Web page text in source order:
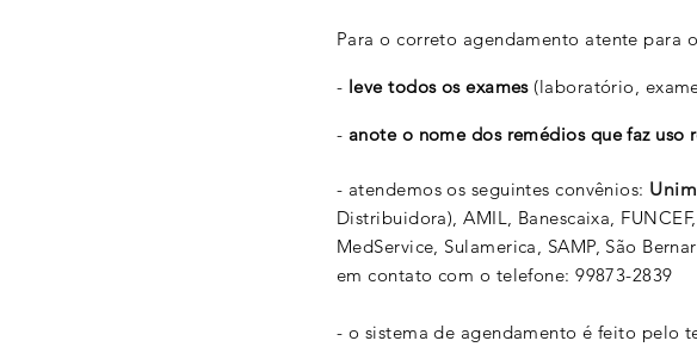
Para o correto agendamento atente para
- leve todos os exames(laboratório,
- anote o nome dos remédios que faz uso
- atendemos os seguintes convênios:
Distribuidora), AMIL, Banescaixa,
MedService, Sulamerica, SAMP, São
em contato com o telefone: 99873-2839
- o sistema de agendamento é feito pelo